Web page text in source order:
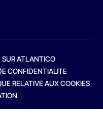
SUR ATLANTICO
CONFIDENTIALITE
RELATIVE AUX COOKIES